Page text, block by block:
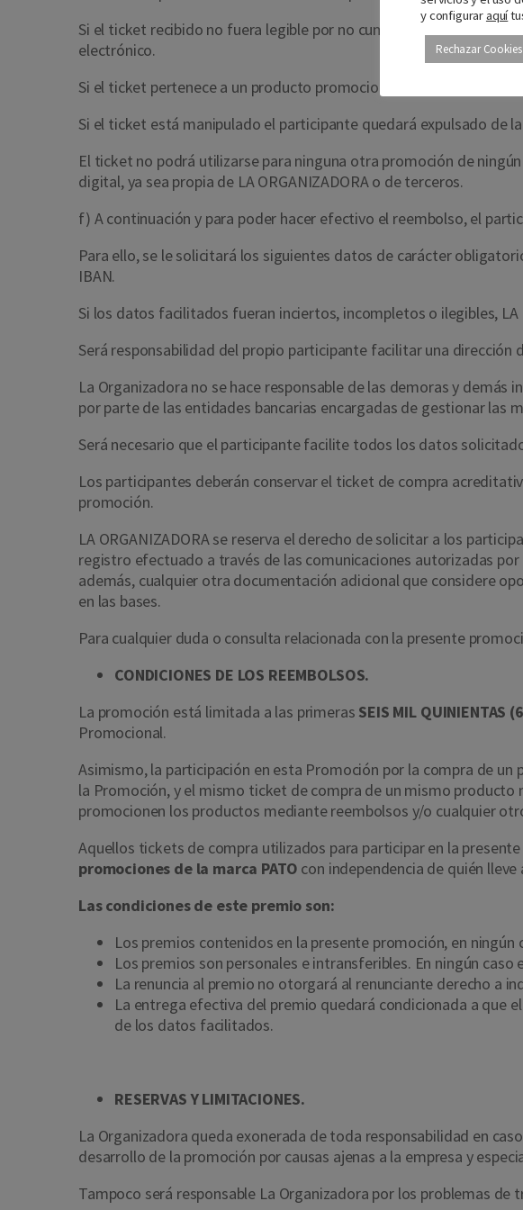
Si el ticket recibido no fuera legible por no cumplir con alguno de
electrónico.
Si el ticket pertenece a un producto promocionado devuelto el
Si el ticket está manipulado el participante quedará expulsado de
El ticket no podrá utilizarse para ninguna otra promoción de
digital, ya sea propia de LA ORGANIZADORA o de terceros.
f) A continuación y para poder hacer efectivo el reembolso, el
Para ello, se le solicitará los siguientes datos de carácter
IBAN.
Si los datos facilitados fueran inciertos, incompletos o ilegibles, LA
Será responsabilidad del propio participante facilitar una
La Organizadora no se hace responsable de las demoras y
por parte de las entidades bancarias encargadas de gestionar las
Será necesario que el participante facilite todos los datos
Los participantes deberán conservar el ticket de compra
promoción.
LA ORGANIZADORA se reserva el derecho de solicitar a los
registro efectuado a través de las comunicaciones autorizadas
además, cualquier otra documentación adicional que considere
en las bases.
Para cualquier duda o consulta relacionada con la presente
CONDICIONES DE LOS REEMBOLSOS.
La promoción está limitada a las primeras SEIS MIL QUINIENTAS
Promocional.
Asimismo, la participación en esta Promoción por la compra de
la Promoción, y el mismo ticket de compra de un mismo
promocionen los productos mediante reembolsos y/o cualquier
Aquellos tickets de compra utilizados para participar en la
promociones de la marca PATO con independencia de quién
Las condiciones de este premio son:
Los premios contenidos en la presente promoción, en
Los premios son personales e intransferibles. En ningún
La renuncia al premio no otorgará al renunciante derecho a
La entrega efectiva del premio quedará condicionada a que
de los datos facilitados.
RESERVAS Y LIMITACIONES.
La Organizadora queda exonerada de toda responsabilidad en
desarrollo de la promoción por causas ajenas a la empresa y
Tampoco será responsable La Organizadora por los problemas
y configuraraquí
Rechazar Cookies